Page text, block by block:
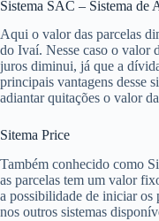
Sistema SAC – Sistema de
Aqui o valor das parcelas
do Ivaí. Nesse caso o valor
juros diminui, já que a
principais vantagens desse
adiantar quitações o valor
Sitema Price
Também conhecido como
as parcelas tem um valor
a possibilidade de iniciar os
nos outros sistemas